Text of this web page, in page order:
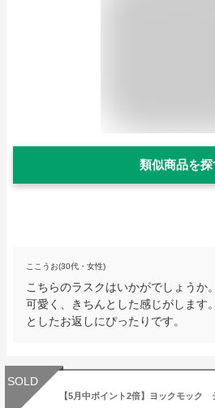
類似商品を探
ここうお(30代・女性)
こちらのラスクはいかがでしょうか
可愛く、きちんとした感じがします
としたお返しにぴったりです。
SOLD